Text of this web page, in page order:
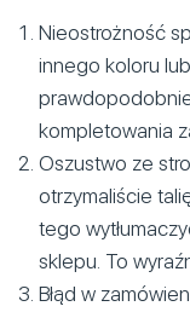
Nieostrożność
innego koloru
kompletowania
Oszustwo ze
otrzymaliście
tego
sklepu. To
Błąd w